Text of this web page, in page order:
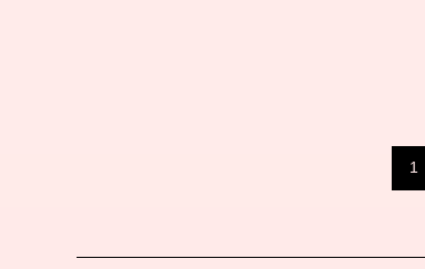
navigation
1